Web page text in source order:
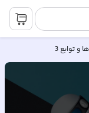
و توابع 3